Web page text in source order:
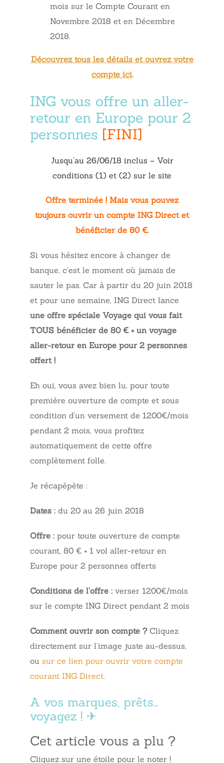
mois sur le Compte Courant en
Novembre 2018 et en Décembre
2018.
Découvrez tous les détails et ouvrez votre
compte ici.
ING vous offre un aller-
retour en Europe pour 2
personnes [FINI]
Jusqu’au 26/06/18 inclus – Voir
conditions (1) et (2) sur le site
Offre terminée ! Mais vous pouvez
toujours ouvrir un compte ING Direct et
bénéficier de 80 €.
Si vous hésitez encore à changer de
banque, c’est le moment où jamais de
sauter le pas. Car à partir du 20 juin 2018
et pour une semaine, ING Direct lance
une offre spéciale Voyage qui vous fait
TOUS bénéficier de 80 € + un voyage
aller-retour en Europe pour 2 personnes
offert !
Eh oui, vous avez bien lu, pour toute
première ouverture de compte et sous
condition d’un versement de 1200€/mois
pendant 2 mois, vous profitez
automatiquement de cette offre
complètement folle.
Je récapépète :
Dates : du 20 au 26 juin 2018
Offre : pour toute ouverture de compte
courant, 80 € + 1 vol aller-retour en
Europe pour 2 personnes offerts
Conditions de l’offre : verser 1200€/mois
sur le compte ING Direct pendant 2 mois
Comment ouvrir son compte ?Cliquez
directement sur l’image juste au-dessus,
ou sur ce lien pour ouvrir votre compte
courant ING Direct.
A vos marques, prêts…
voyagez ! ✈
Cet article vous a plu ?
Cliquez sur une étoile pour le noter !